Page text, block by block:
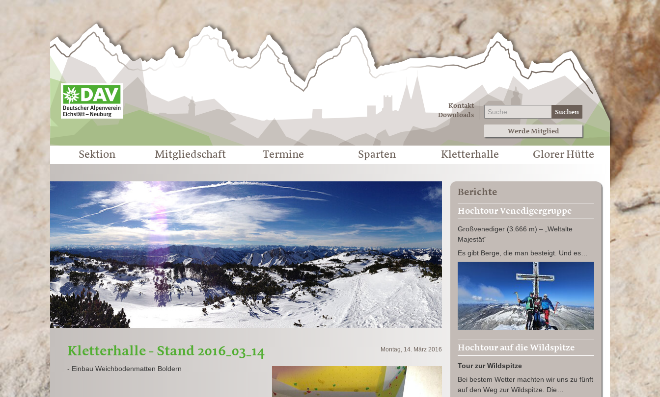
Sektion
Eichstätt
Kontakt
Downloads
Suchen
Werde Mitglied
Sektion Mitgliedschaft Termine Sparten Kletterhalle Glorer Hütte
Montag, 14. März 2016
Kletterhalle - Stand 2016_03_14
- Einbau Weichbodenmatten Boldern
Berichte
Hochtour Venedigergruppe
Großvenediger (3.666 m) – „Weltalte
Majestät“
Es gibt Berge, die man besteigt. Und es…
Hochtour auf die Wildspitze
Tour zur Wildspitze
Bei bestem Wetter machten wir uns zu fünft
auf den Weg zur Wildspitze. Die…